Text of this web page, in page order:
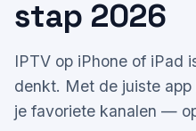
stap 2026
IPTV op iPhone of iPad
denkt. Met de juiste
je favoriete kanalen —